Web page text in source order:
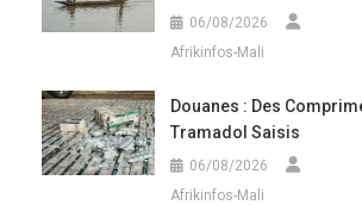
06/08/2026
Afrikinfos-Mali
Douanes : Des
Tramadol Saisis
06/08/2026
Afrikinfos-Mali